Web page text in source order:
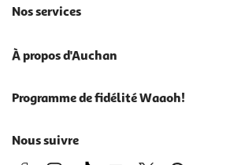
Nos services
À propos d'Auchan
Programme de fidélité Waaoh!
Nous suivre